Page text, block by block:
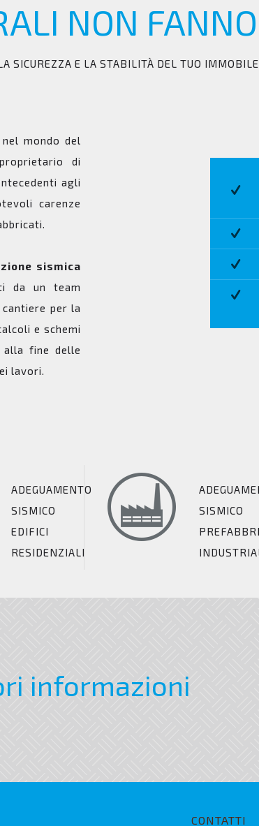
NON
SICUREZZA E LA STABILITÀ DEL TUO
mondo del
di
agli
carenze
sismica
da un team
per la
e schemi
alla fine delle
lavori.
ADEGUAMENTO
SISMICO
EDIFICI
RESIDENZIALI
SISMICO
informazioni
CONTATTI